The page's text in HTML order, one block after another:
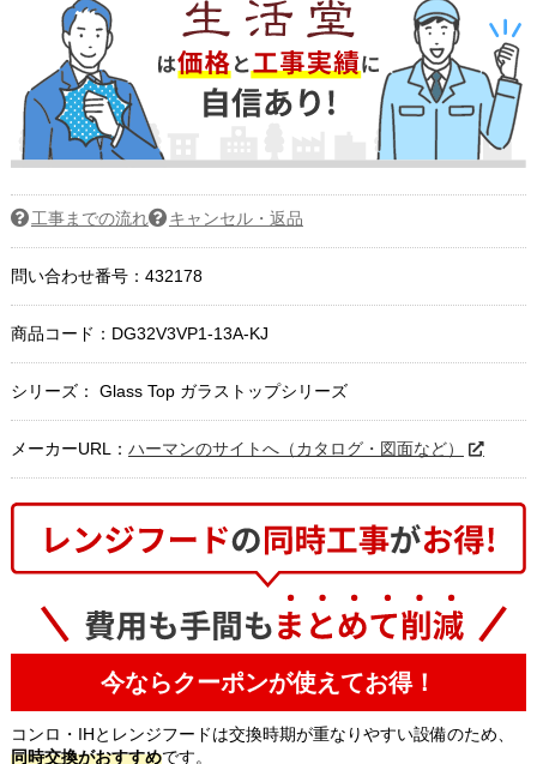
工事までの流れ キャンセル・返品
問い合わせ番号：432178
商品コード： DG32V3VP1-13A-KJ
シリーズ： Glass Top ガラストップシリーズ
メーカーURL： ハーマンのサイトへ（カタログ・図面など）
今ならクーポンが使えてお得！
コンロ・IHとレンジフードは交換時期が重なりやすい設備のため、
同時交換がおすすめです。